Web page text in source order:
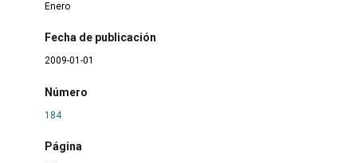
Enero
Fecha de publicación
2009-01-01
Número
184
Página